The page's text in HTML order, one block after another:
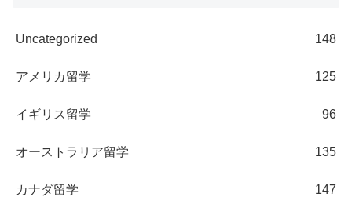
Uncategorized 148
アメリカ留学 125
イギリス留学 96
オーストラリア留学 135
カナダ留学 147